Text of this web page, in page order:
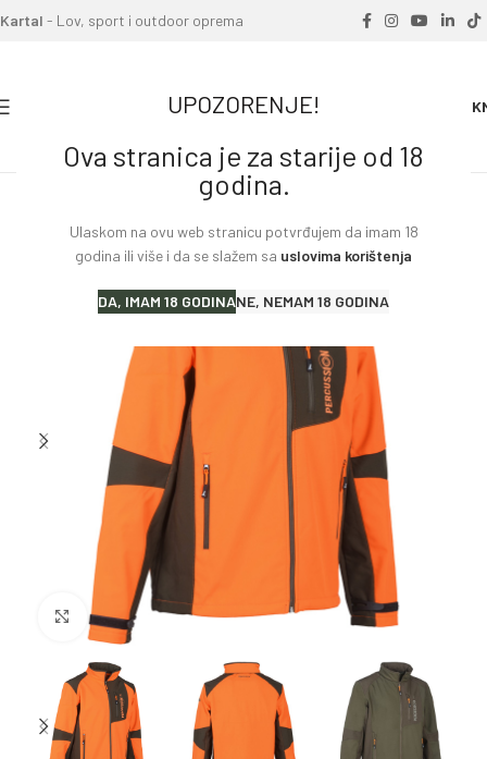
UPOZORENJE!
Ova stranica je za starije od 18
godina.
Ulaskom na ovu web stranicu potvrđujem da imam 18
godina ili više i da se slažem sa uslovima korištenja
DA, IMAM 18 GODINANE, NEMAM 18 GODINA
Kartal - Lov, sport i outdoor oprema
»Proizvodi »Jakna Percussion Softshell
Povećajte fotografiju